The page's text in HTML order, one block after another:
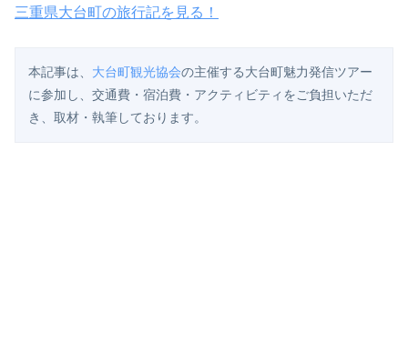
三重県大台町の旅行記を見る！
本記事は、 大台町観光協会の主催する大台町魅力発信ツアー
に参加し、交通費・宿泊費・アクティビティをご負担いただ
き、取材・執筆しております。